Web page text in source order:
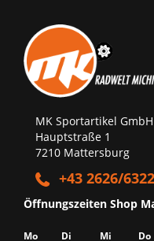
MK Sportartikel GmbH
Hauptstraße 1
7210 Mattersburg
+43 2626/
Öffnungszeiten Shop
Mo Di Mi Do